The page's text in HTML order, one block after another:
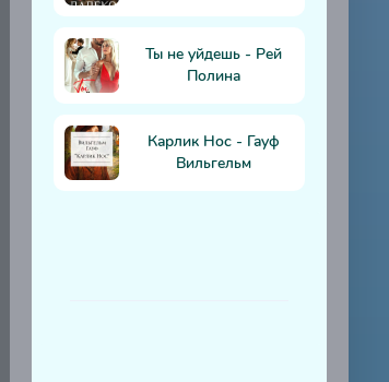
Ты не уйдешь - Рей
Полина
Карлик Нос - Гауф
Вильгельм